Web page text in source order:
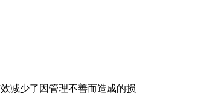
减少了因管理不善而造成的损